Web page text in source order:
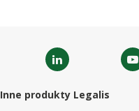
Inne produkty Legalis